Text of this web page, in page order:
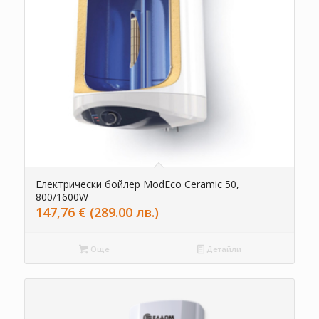
Електрически бойлер ModEco Ceramic 50,
800/1600W
147,76 € (289.00 лв.)
Още Детайли